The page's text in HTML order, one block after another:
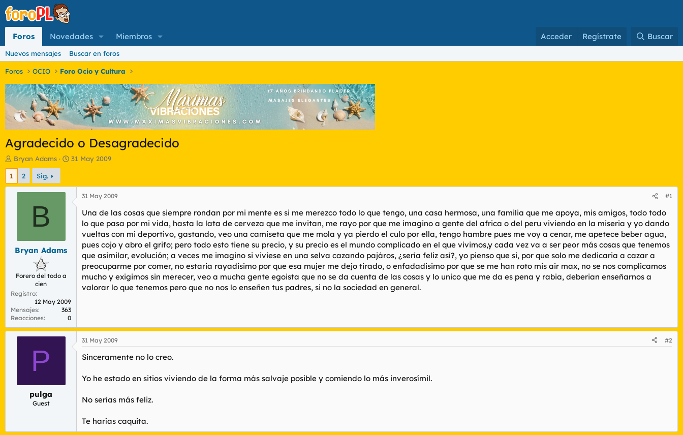
Foros Novedades Miembros Acceder Regístrate Buscar
Nuevos mensajes Buscar en foros
Foros OCIO Foro Ocio y Cultura
Agradecido o Desagradecido
I
n
c
d
e
e
a
Bryan Adams
F
h
d
31 May 2009
1 2 Sig.
B
Bryan Adams
Forero del todo a
cien
Registro
12 May 2009
Mensajes
363
Reacciones
0
31 May 2009 #1
Una de las cosas que siempre rondan por mi mente es si me merezco todo lo que tengo, una casa hermosa, una familia que me apoya, mis amigos, todo todo
lo que pasa por mi vida, hasta la lata de cerveza que me invitan, me rayo por que me imagino a gente del africa o del peru viviendo en la miseria y yo dando
vueltas con mi deportivo, gastando, veo una camiseta que me mola y ya pierdo el culo por ella, tengo hambre pues me voy a cenar, me apetece beber agua,
pues cojo y abro el grifo; pero todo esto tiene su precio, y su precio es el mundo complicado en el que vivimos,y cada vez va a ser peor más cosas que tenemos
que asimilar, evolución; a veces me imagino si viviese en una selva cazando pajáros, ¿sería feliz así?, yo pienso que si, por que solo me dedicaria a cazar a
preocuparme por comer, no estaria rayadisimo por que esa mujer me dejo tirado, o enfadadisimo por que se me han roto mis air max, no se nos complicamos
mucho y exigimos sin merecer, veo a mucha gente egoista que no se da cuenta de las cosas y lo unico que me da es pena y rabia, deberian enseñarnos a
valorar lo que tenemos pero que no nos lo enseñen tus padres, si no la sociedad en general.
P
pulga
Guest
31 May 2009 #2
Sinceramente no lo creo.
Yo he estado en sitios viviendo de la forma más salvaje posible y comiendo lo más inverosímil.
No serías más feliz.
Te harías caquita.